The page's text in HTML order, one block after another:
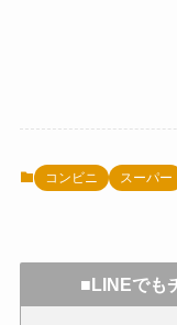
コンビニ スーパー
■LINEでも